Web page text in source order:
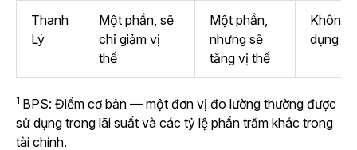
Thanh
Lý
Một phần, sẽ
chỉ giảm vị
thế
Một phần,
nhưng sẽ
tăng vị thế
Không
dụng
1 BPS: Điểm cơ bản — một đơn vị đo lường thường được
sử dụng trong lãi suất và các tỷ lệ phần trăm khác trong
tài chính.